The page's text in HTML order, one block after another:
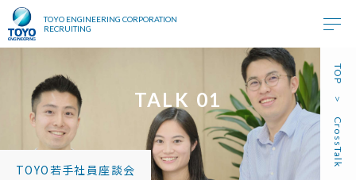
TOYO ENGINEERING CORPORATION
RECRUITING
TOP
CrossTalk
TALK 01
TOYO若手社員座談会